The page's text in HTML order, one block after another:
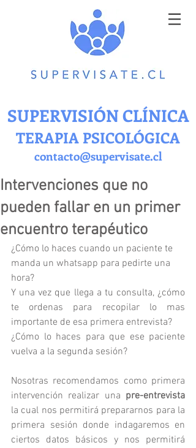
SUPERVISIÓN CLÍNICA
TERAPIA PSICOLÓGICA
contacto@supervisate.cl
Intervenciones que no
pueden fallar en un primer
encuentro terapéutico
¿Cómo lo haces cuando un paciente te
manda un whatsapp para pedirte una
hora?
Y una vez que llega a tu consulta, ¿cómo
te ordenas para recopilar lo mas
importante de esa primera entrevista?
¿Cómo lo haces para que ese paciente
vuelva a la segunda sesión?
Nosotras recomendamos como primera
intervención realizar una pre-entrevista
la cual nos permitirá prepararnos para la
primera sesión donde indagaremos en
ciertos datos básicos y nos permitirá